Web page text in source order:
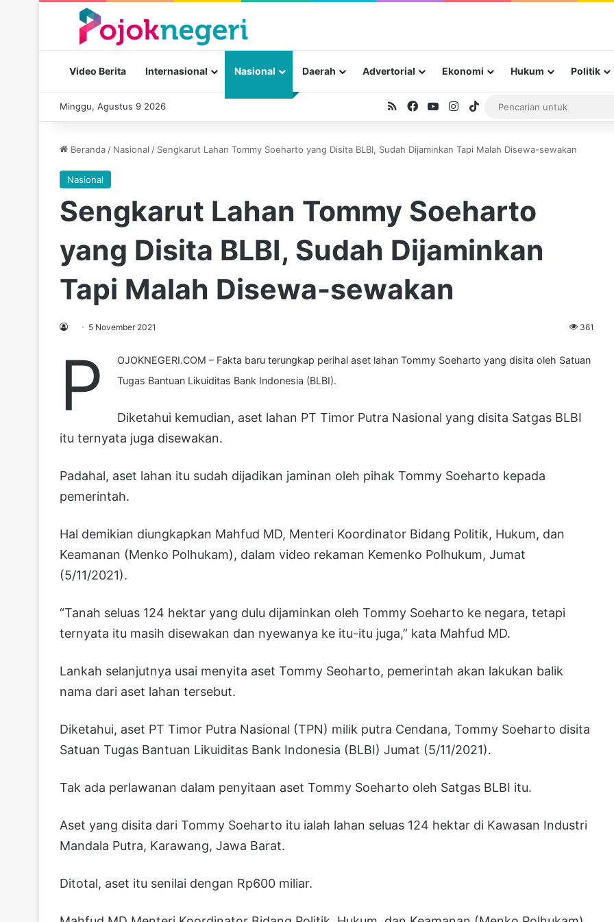
Video Berita Internasional Nasional Daerah Advertorial Ekonomi Hukum Politik
Minggu, Agustus 9 2026 RSS FacebookYouTubeInstagram
TikTok
Beranda / Nasional / Sengkarut Lahan Tommy Soeharto yang Disita BLBI, Sudah Dijaminkan Tapi Malah Disewa-sewakan
Nasional
Sengkarut Lahan Tommy Soeharto
yang Disita BLBI, Sudah Dijaminkan
Tapi Malah Disewa-sewakan
5 November 2021 361
P
OJOKNEGERI.COM – Fakta baru terungkap perihal aset lahan Tommy Soeharto yang disita oleh Satuan
Tugas Bantuan Likuiditas Bank Indonesia (BLBI).
Diketahui kemudian, aset lahan PT Timor Putra Nasional yang disita Satgas BLBI
itu ternyata juga disewakan.
Padahal, aset lahan itu sudah dijadikan jaminan oleh pihak Tommy Soeharto kepada
pemerintah.
Hal demikian diungkapkan Mahfud MD, Menteri Koordinator Bidang Politik, Hukum, dan
Keamanan (Menko Polhukam), dalam video rekaman Kemenko Polhukum, Jumat
(5/11/2021).
“Tanah seluas 124 hektar yang dulu dijaminkan oleh Tommy Soeharto ke negara, tetapi
ternyata itu masih disewakan dan nyewanya ke itu-itu juga,” kata Mahfud MD.
Lankah selanjutnya usai menyita aset Tommy Seoharto, pemerintah akan lakukan balik
nama dari aset lahan tersebut.
Diketahui, aset PT Timor Putra Nasional (TPN) milik putra Cendana, Tommy Soeharto disita
Satuan Tugas Bantuan Likuiditas Bank Indonesia (BLBI) Jumat (5/11/2021).
Tak ada perlawanan dalam penyitaan aset Tommy Soeharto oleh Satgas BLBI itu.
Aset yang disita dari Tommy Soeharto itu ialah lahan seluas 124 hektar di Kawasan Industri
Mandala Putra, Karawang, Jawa Barat.
Ditotal, aset itu senilai dengan Rp600 miliar.